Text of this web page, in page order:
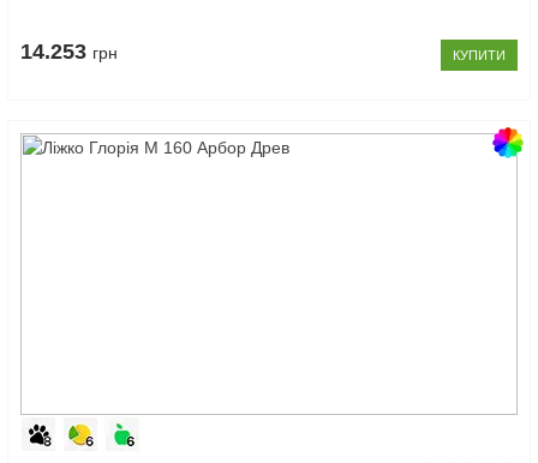
14.253 грн КУПИТИ